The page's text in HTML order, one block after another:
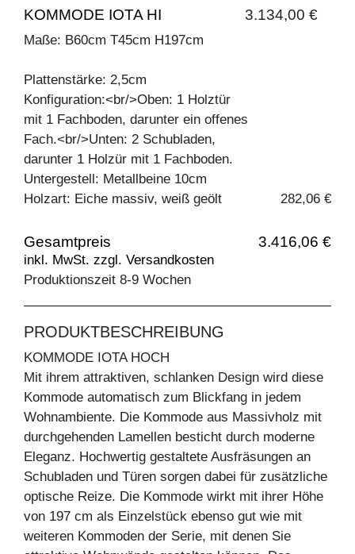
KOMMODE IOTA HI 3.134,00 €
Maße: B60cm T45cm H197cm
Plattenstärke: 2,5cm
Konfiguration:<br/>Oben: 1 Holztür
mit 1 Fachboden, darunter ein offenes
Fach.<br/>Unten: 2 Schubladen,
darunter 1 Holzür mit 1 Fachboden.
Untergestell: Metallbeine 10cm
Holzart: Eiche massiv, weiß geölt
282,06 €
Gesamtpreis 3.416,06 €
inkl. MwSt. zzgl. Versandkosten
Produktionszeit 8-9 Wochen
PRODUKTBESCHREIBUNG
KOMMODE IOTA HOCH
Mit ihrem attraktiven, schlanken Design wird diese
Kommode automatisch zum Blickfang in jedem
Wohnambiente. Die Kommode aus Massivholz mit
durchgehenden Lamellen besticht durch moderne
Eleganz. Hochwertig gestaltete Ausfräsungen an
Schubladen und Türen sorgen dabei für zusätzliche
optische Reize. Die Kommode wirkt mit ihrer Höhe
von 197 cm als Einzelstück ebenso gut wie mit
weiteren Kommoden der Serie, mit denen Sie